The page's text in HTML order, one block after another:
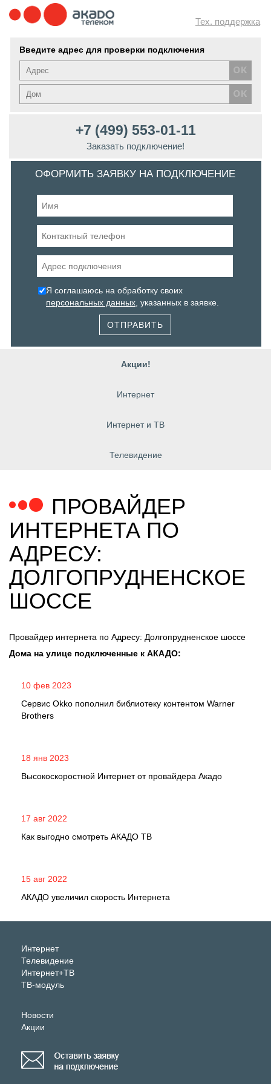
Тех. поддержка
Введите адрес для проверки подключения
+7 (499) 553-01-11
Заказать подключение!
ОФОРМИТЬ ЗАЯВКУ НА ПОДКЛЮЧЕНИЕ
Я соглашаюсь на обработку своих
персональных данных , указанных в заявке.
ОТПРАВИТЬ
Акции!
Интернет
Интернет и ТВ
Телевидение
ПРОВАЙДЕР
ИНТЕРНЕТА ПО
АДРЕСУ:
ДОЛГОПРУДНЕНСКОЕ
ШОССЕ
Провайдер интернета по Адресу: Долгопрудненское шоссе
Дома на улице подключенные к АКАДО:
10 фев 2023
Сервис Okko пополнил библиотеку контентом Warner
Brothers
18 янв 2023
Высокоскоростной Интернет от провайдера Акадо
17 авг 2022
Как выгодно смотреть АКАДО ТВ
15 авг 2022
АКАДО увеличил скорость Интернета
Интернет
Телевидение
Интернет+ТВ
ТВ-модуль
Новости
Акции